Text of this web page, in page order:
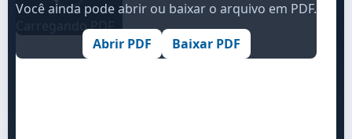
Carregando PDF...
Você ainda pode abrir ou baixar o arquivo em PDF.
Abrir PDF Baixar PDF